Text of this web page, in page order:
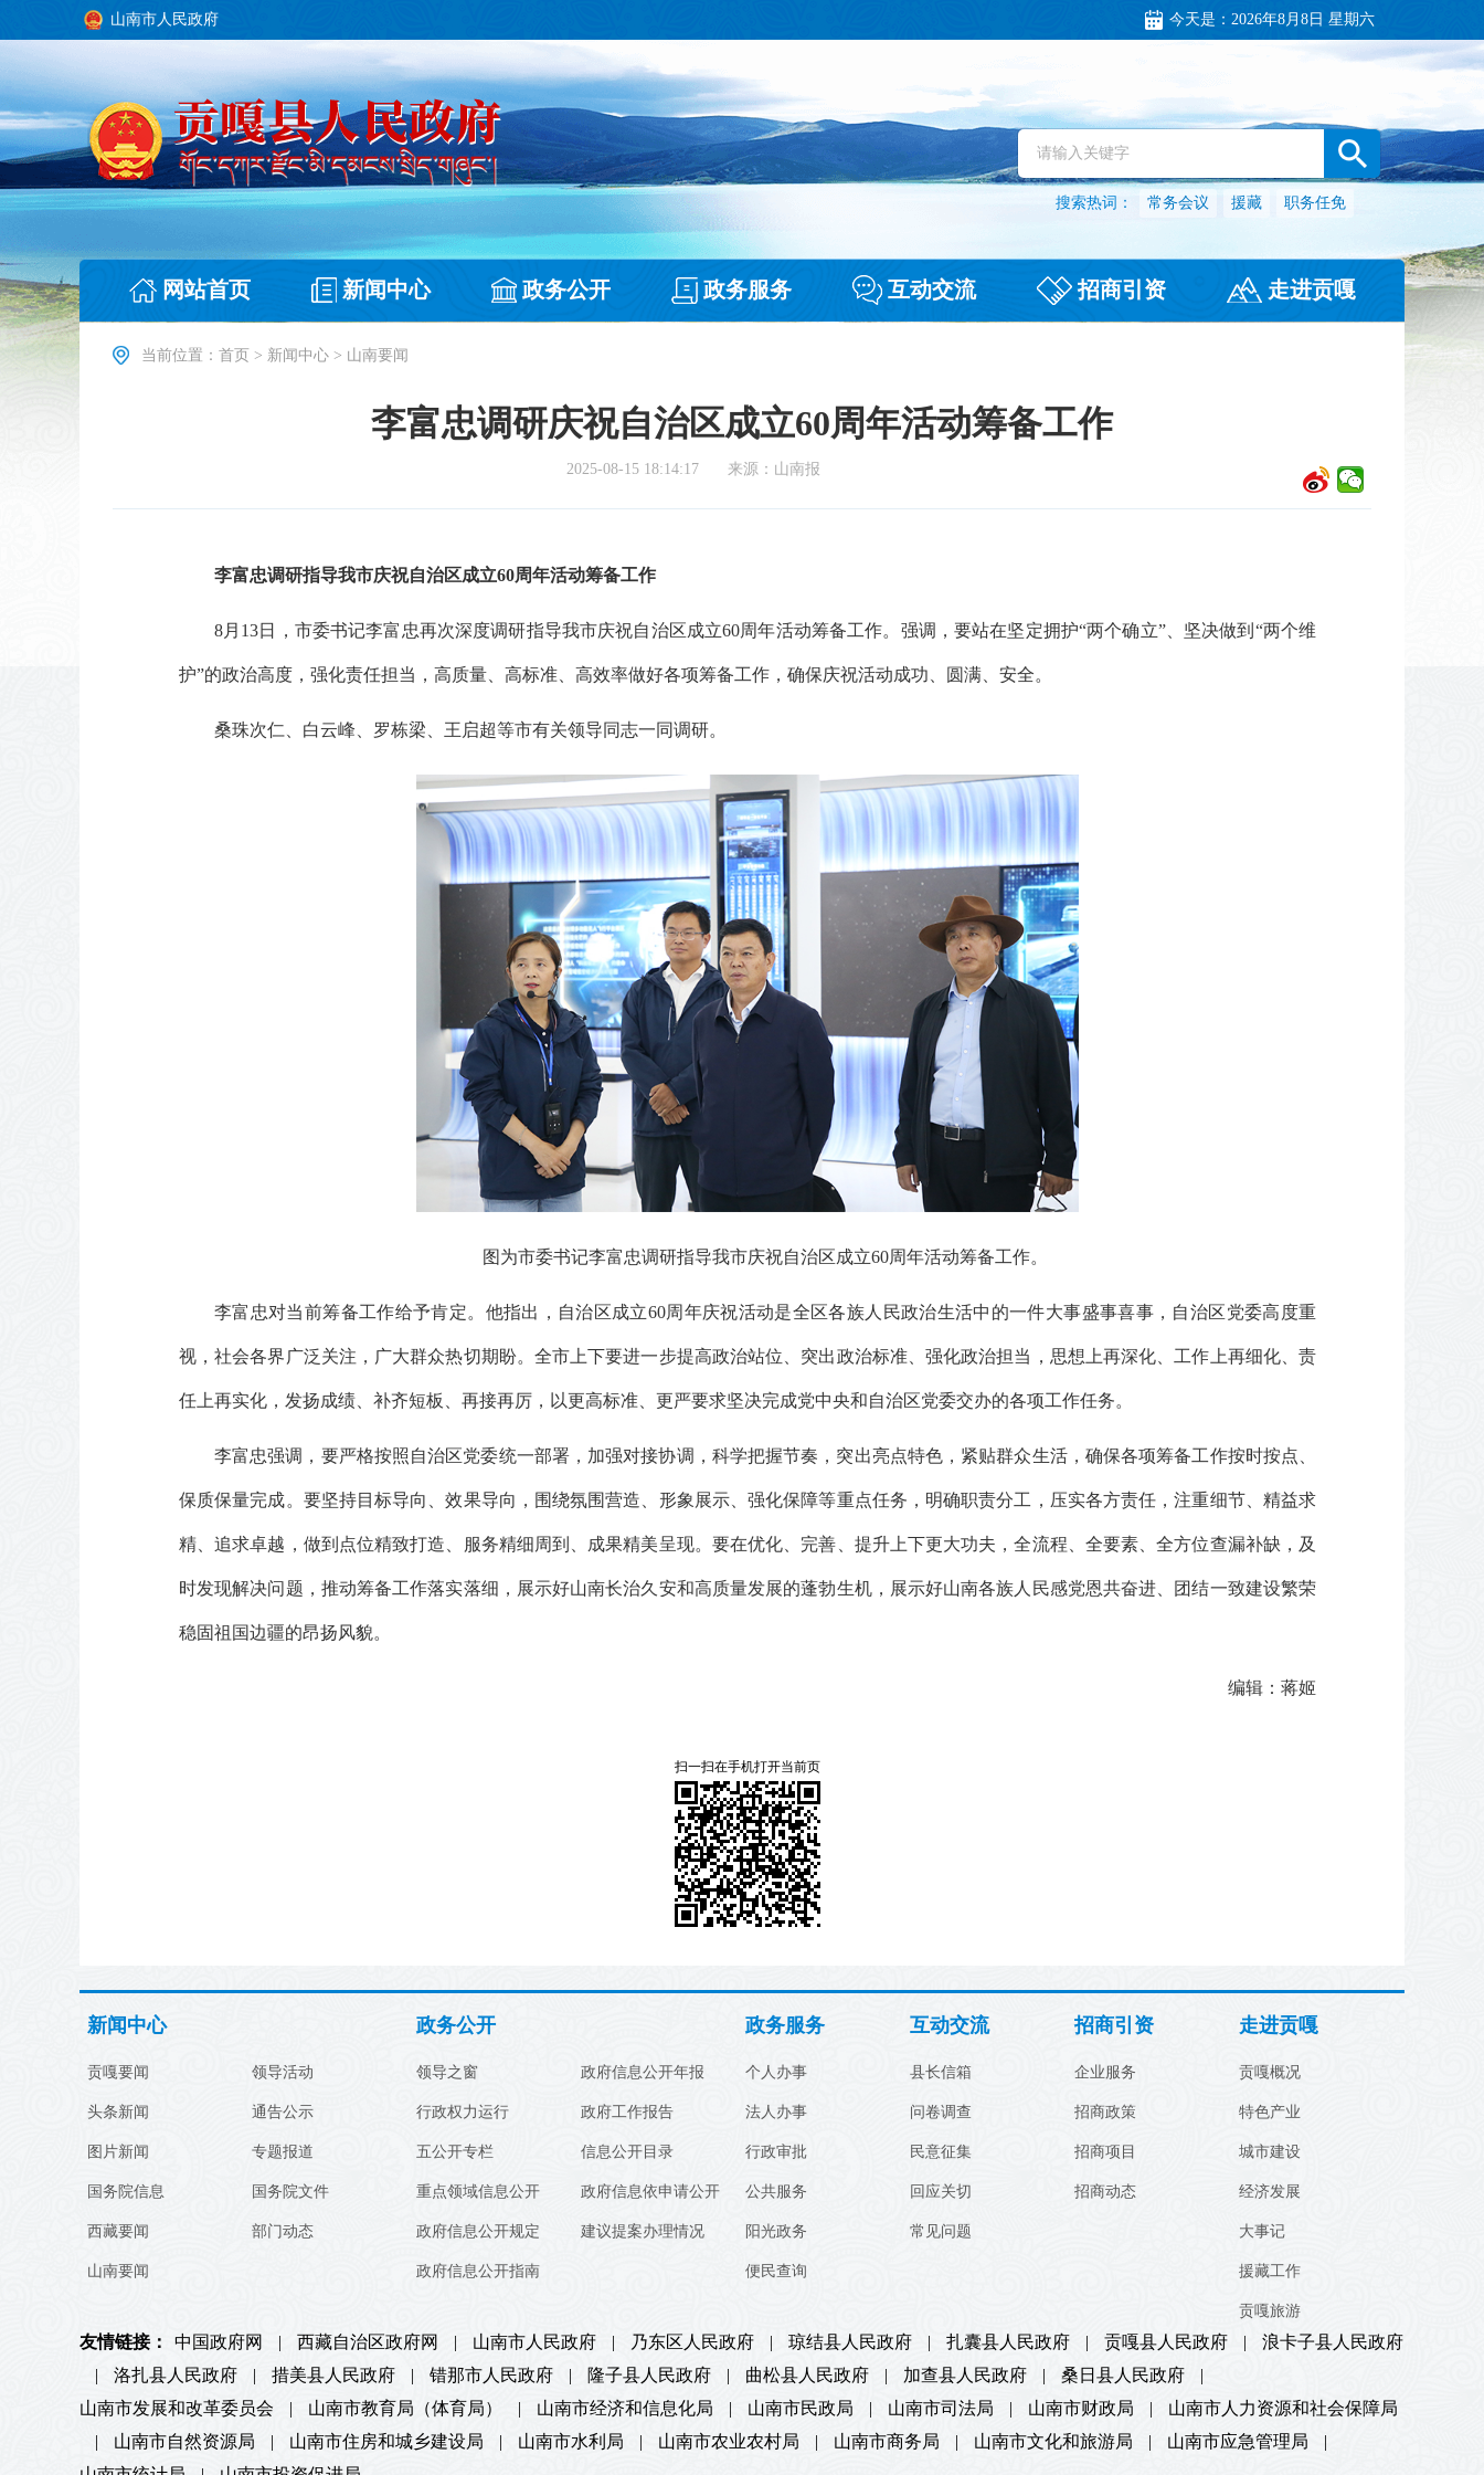
山南市人民政府 今天是： 2026年8月8日 星期六
搜索热词： 常务会议 援藏 职务任免
网站首页 新闻中心 政务公开 政务服务 互动交流 招商引资 走进贡嘎
当前位置： 首页 > 新闻中心 > 山南要闻
李富忠调研庆祝自治区成立60周年活动筹备工作
2025-08-15 18:14:17 来源：山南报
李富忠调研指导我市庆祝自治区成立60周年活动筹备工作
8月13日，市委书记李富忠再次深度调研指导我市庆祝自治区成立60周年活动筹备工作。强调，要站在坚定拥护“两个确立”、坚决做到“两个维
护”的政治高度，强化责任担当，高质量、高标准、高效率做好各项筹备工作，确保庆祝活动成功、圆满、安全。
桑珠次仁、白云峰、罗栋梁、王启超等市有关领导同志一同调研。
图为市委书记李富忠调研指导我市庆祝自治区成立60周年活动筹备工作。
李富忠对当前筹备工作给予肯定。他指出，自治区成立60周年庆祝活动是全区各族人民政治生活中的一件大事盛事喜事，自治区党委高度重
视，社会各界广泛关注，广大群众热切期盼。全市上下要进一步提高政治站位、突出政治标准、强化政治担当，思想上再深化、工作上再细化、责
任上再实化，发扬成绩、补齐短板、再接再厉，以更高标准、更严要求坚决完成党中央和自治区党委交办的各项工作任务。
李富忠强调，要严格按照自治区党委统一部署，加强对接协调，科学把握节奏，突出亮点特色，紧贴群众生活，确保各项筹备工作按时按点、
保质保量完成。要坚持目标导向、效果导向，围绕氛围营造、形象展示、强化保障等重点任务，明确职责分工，压实各方责任，注重细节、精益求
精、追求卓越，做到点位精致打造、服务精细周到、成果精美呈现。要在优化、完善、提升上下更大功夫，全流程、全要素、全方位查漏补缺，及
时发现解决问题，推动筹备工作落实落细，展示好山南长治久安和高质量发展的蓬勃生机，展示好山南各族人民感党恩共奋进、团结一致建设繁荣
稳固祖国边疆的昂扬风貌。
编辑：蒋姬
扫一扫在手机打开当前页
新闻中心
贡嘎要闻
头条新闻
图片新闻
国务院信息
西藏要闻
山南要闻
领导活动
通告公示
专题报道
国务院文件
部门动态
政务公开
领导之窗
行政权力运行
五公开专栏
重点领域信息公开
政府信息公开规定
政府信息公开指南
政府信息公开年报
政府工作报告
信息公开目录
政府信息依申请公开
建议提案办理情况
政务服务
个人办事
法人办事
行政审批
公共服务
阳光政务
便民查询
互动交流
县长信箱
问卷调查
民意征集
回应关切
常见问题
招商引资
企业服务
招商政策
招商项目
招商动态
走进贡嘎
贡嘎概况
特色产业
城市建设
经济发展
大事记
援藏工作
贡嘎旅游
友情链接： 中国政府网 | 西藏自治区政府网 | 山南市人民政府 | 乃东区人民政府 | 琼结县人民政府 | 扎囊县人民政府 | 贡嘎县人民政府 |
浪卡子县人民政府
|
洛扎县人民政府 | 措美县人民政府 | 错那市人民政府 | 隆子县人民政府 | 曲松县人民政府 | 加查县人民政府 | 桑日县人民政府
|
山南市发展和改革委员会
| 山南市教育局（体育局） | 山南市经济和信息化局 | 山南市民政局 | 山南市司法局 | 山南市财政局 |
山南市人力资源和社会保障局
|
山南市自然资源局 | 山南市住房和城乡建设局 | 山南市水利局 | 山南市农业农村局 | 山南市商务局 | 山南市文化和旅游局 | 山南市应急管理局
|